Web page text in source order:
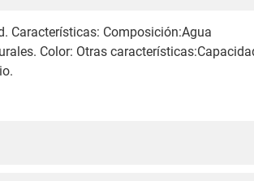
Características: Composición:Agua
Color: Otras